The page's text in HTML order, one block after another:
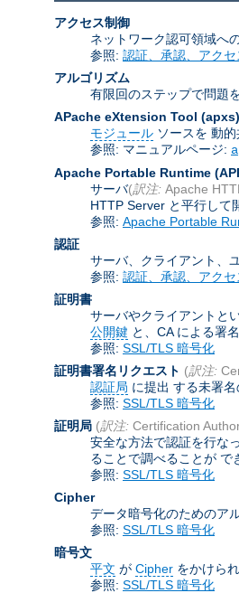
アクセス制御
ネットワーク認可領域へ
参照: 認証、承認、アクセ
アルゴリズム
有限回のステップで問題
APache eXtension Tool (apxs)
モジュール ソースを 動
参照: マニュアルページ:
Apache Portable Runtime
サーバ(訳注: Apache
HTTP Server と平行して
参照: Apache Portable
認証
サーバ、クライアント、
参照: 認証、承認、アクセ
証明書
サーバやクライアントと
公開鍵 と、CA による署
参照: SSL/TLS 暗号化
証明書署名リクエスト (訳注:
認証局 に提出 する未署名
参照: SSL/TLS 暗号化
証明局 (訳注: Certification
安全な方法で認証を行な
ることで調べることが で
参照: SSL/TLS 暗号化
Cipher
データ暗号化のためのア
参照: SSL/TLS 暗号化
暗号文
平文 が Cipher をかけら
参照: SSL/TLS 暗号化